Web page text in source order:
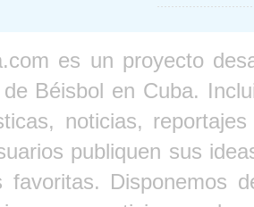
es un proyecto
Béisbol en Cuba.
noticias,
publiquen sus
favoritas. Disponemos